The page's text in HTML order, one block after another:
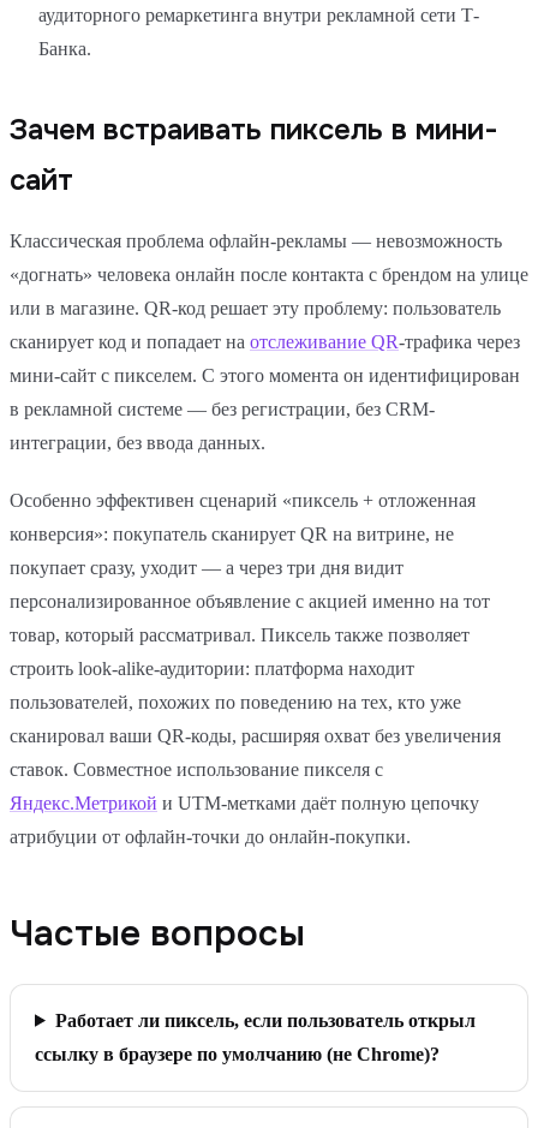
аудиторного ремаркетинга внутри рекламной сети Т-
Банка.
Зачем встраивать пиксель в мини-
сайт
Классическая проблема офлайн-рекламы — невозможность
«догнать» человека онлайн после контакта с брендом на улице
или в магазине. QR-код решает эту проблему: пользователь
сканирует код и попадает на отслеживание QR-трафика через
мини-сайт с пикселем. С этого момента он идентифицирован
в рекламной системе — без регистрации, без CRM-
интеграции, без ввода данных.
Особенно эффективен сценарий «пиксель + отложенная
конверсия»: покупатель сканирует QR на витрине, не
покупает сразу, уходит — а через три дня видит
персонализированное объявление с акцией именно на тот
товар, который рассматривал. Пиксель также позволяет
строить look-alike-аудитории: платформа находит
пользователей, похожих по поведению на тех, кто уже
сканировал ваши QR-коды, расширяя охват без увеличения
ставок. Совместное использование пикселя с
Яндекс.Метрикой и UTM-метками даёт полную цепочку
атрибуции от офлайн-точки до онлайн-покупки.
Частые вопросы
Работает ли пиксель, если пользователь открыл
ссылку в браузере по умолчанию (не Chrome)?